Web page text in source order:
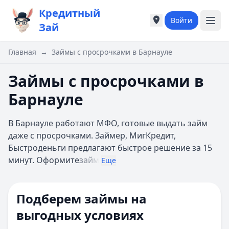
Кредитный
Зай
Города России
Москва
Казань
Б
Барнаул
Белгород
Города России
Москва
Казань
Б
Барнаул
Белгород
Войти
Главная → Займы с просрочками в Барнауле
Займы с просрочками в
Барнауле
В Барнауле работают МФО, готовые выдать займ
даже с просрочками. Займер, МигКредит,
Быстроденьги предлагают быстрое решение за 15
минут. Оформитезайм Еще
Подберем займы на
выгодных условиях